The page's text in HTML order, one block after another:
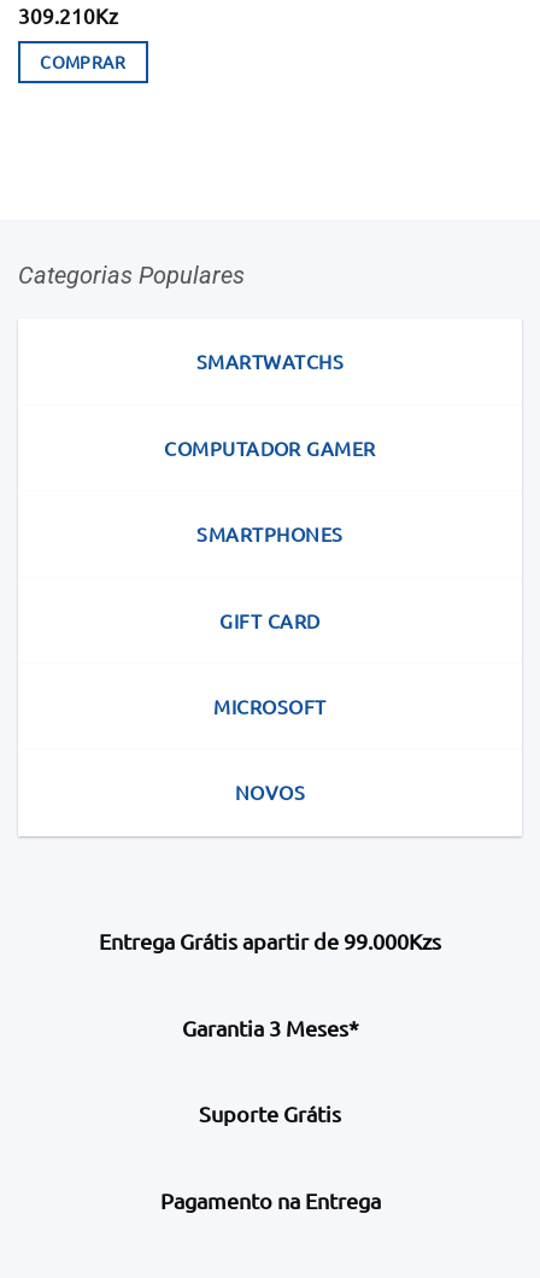
309.210Kz
COMPRAR
Categorias Populares
SMARTWATCHS
COMPUTADOR GAMER
SMARTPHONES
GIFT CARD
MICROSOFT
NOVOS
Entrega Grátis apartir de 99.000Kzs
Garantia 3 Meses*
Suporte Grátis
Pagamento na Entrega